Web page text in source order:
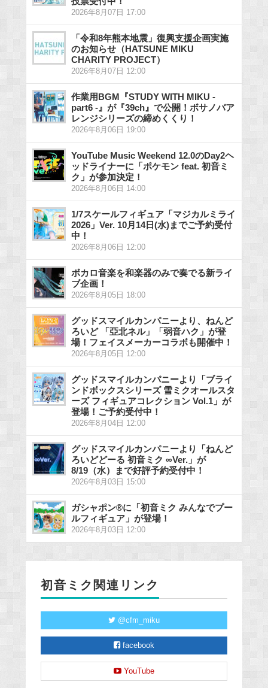
2026年8月07日 17:00
「令和8年熊本地震」復興支援企画実施
のお知らせ（HATSUNE MIKU
CHARITY PROJECT）
2026年8月07日 12:00
作業用BGM『STUDY WITH MIKU -
part6 -』が『39ch』で公開！ボサノバア
レンジシリーズの締めくくり！
2026年8月06日 19:00
YouTube Music Weekend 12.0のDay2ヘ
ッドライナーに「ポケモン feat. 初音ミ
ク」が参加決定！
2026年8月06日 14:00
1/7スケールフィギュア「マジカルミライ
2026」Ver. 10月14日(水)までご予約受付
中！
2026年8月06日 12:00
ボカロ音楽を和楽器のみで奏でる新ライ
ブ企画！
2026年8月05日 18:00
グッドスマイルカンパニーより、ねんど
ろいど 「亞北ネル」「弱音ハク」が登
場！フェイスメーカーコラボも開催中！
2026年8月05日 12:00
グッドスマイルカンパニーより「ブライ
ンドボックスシリーズ 雪ミクオールスタ
ーズ フィギュアコレクション Vol.1」が
登場！ご予約受付中！
2026年8月04日 12:00
グッドスマイルカンパニーより「ねんど
ろいどどーる 初音ミク ∞Ver.」が
8/19（水）まで好評予約受付中！
2026年8月03日 15:00
ガシャポン®に「初音ミク みんなでプー
ルフィギュア」が登場！
2026年8月03日 12:00
初音ミク関連リンク
@cfm_miku
facebook
YouTube